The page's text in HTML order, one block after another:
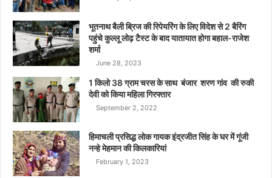
भूतनाथ बैली ब्रिज की रिपेयरिंग के लिए विदेश से 2 बैरिंग
पहुंचे कुल्लू लोढ़ टैस्ट के बाद यातायात होगा बहाल-राजेश
शर्मा
June 28, 2023
1 किलो 38 ग्राम चरस के साथ बंजार शरण गांव की रुकी
देवी को किया महिला गिरफ्तार
September 2, 2022
हिमाचली प्रसिद्ध लोक गायक इंद्रजीत सिंह के घर में गूंजी
नन्हे मेहमान की किलकारियां
February 1, 2023